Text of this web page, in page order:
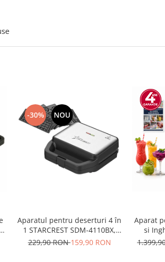
-30% NOU
Aparatul pentru deserturi 4 în
1 STARCREST SDM-4110BX,
800W, placi detasabile cu
229,90 RON159,90 RON
Aparat
si